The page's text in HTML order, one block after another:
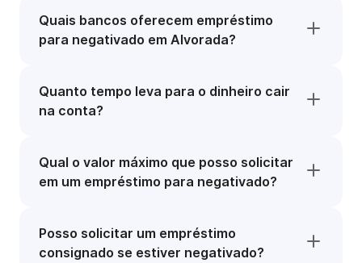
Quais bancos oferecem empréstimo
para negativado em Alvorada?
Quanto tempo leva para o dinheiro cair
na conta?
Qual o valor máximo que posso solicitar
em um empréstimo para negativado?
Posso solicitar um empréstimo
consignado se estiver negativado?